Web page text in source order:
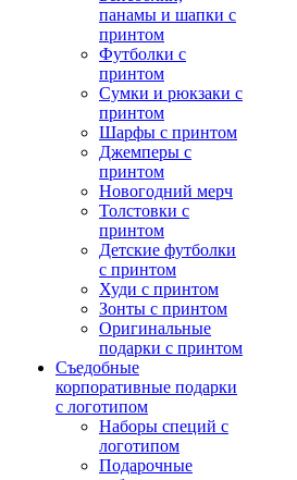
панамы и шапки с
принтом
Футболки с
принтом
Сумки и рюкзаки с
принтом
Шарфы с принтом
Джемперы с
принтом
Новогодний мерч
Толстовки с
принтом
Детские футболки
с принтом
Худи с принтом
Зонты с принтом
Оригинальные
подарки с принтом
Съедобные
корпоративные подарки
с логотипом
Наборы специй с
логотипом
Подарочные